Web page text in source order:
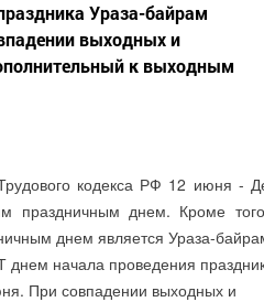
Ураза-байрам
выходных и
к выходным
кодекса РФ 12 июня -
праздничным днем. Кроме
днем является Ураза-
днем начала проведения
При совпадении выходных и